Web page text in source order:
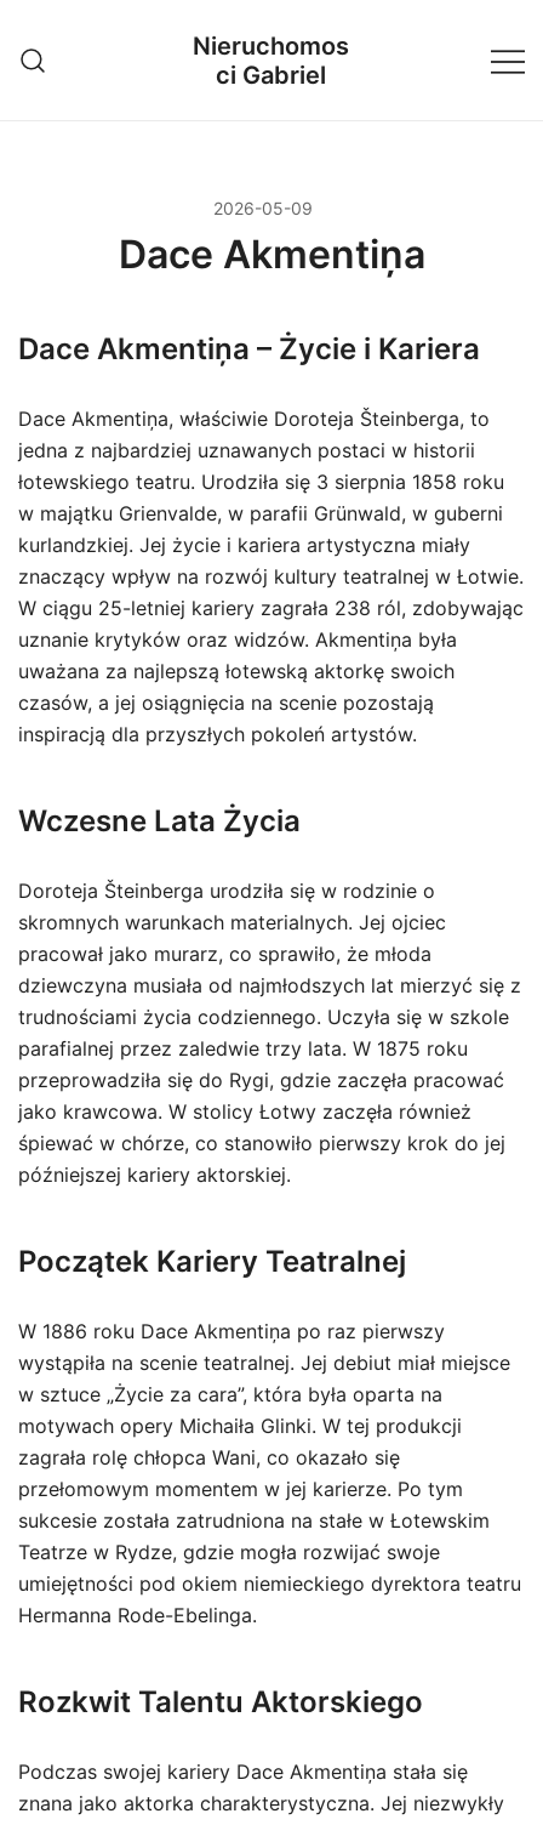
treści
Nieruchomos
ci Gabriel
2026-05-09
Dace Akmentiņa
Dace Akmentiņa – Życie i Kariera
Dace Akmentiņa, właściwie Doroteja Šteinberga, to
jedna z najbardziej uznawanych postaci w historii
łotewskiego teatru. Urodziła się 3 sierpnia 1858 roku
w majątku Grienvalde, w parafii Grünwald, w guberni
kurlandzkiej. Jej życie i kariera artystyczna miały
znaczący wpływ na rozwój kultury teatralnej w Łotwie.
W ciągu 25-letniej kariery zagrała 238 ról, zdobywając
uznanie krytyków oraz widzów. Akmentiņa była
uważana za najlepszą łotewską aktorkę swoich
czasów, a jej osiągnięcia na scenie pozostają
inspiracją dla przyszłych pokoleń artystów.
Wczesne Lata Życia
Doroteja Šteinberga urodziła się w rodzinie o
skromnych warunkach materialnych. Jej ojciec
pracował jako murarz, co sprawiło, że młoda
dziewczyna musiała od najmłodszych lat mierzyć się z
trudnościami życia codziennego. Uczyła się w szkole
parafialnej przez zaledwie trzy lata. W 1875 roku
przeprowadziła się do Rygi, gdzie zaczęła pracować
jako krawcowa. W stolicy Łotwy zaczęła również
śpiewać w chórze, co stanowiło pierwszy krok do jej
późniejszej kariery aktorskiej.
Początek Kariery Teatralnej
W 1886 roku Dace Akmentiņa po raz pierwszy
wystąpiła na scenie teatralnej. Jej debiut miał miejsce
w sztuce „Życie za cara”, która była oparta na
motywach opery Michaiła Glinki. W tej produkcji
zagrała rolę chłopca Wani, co okazało się
przełomowym momentem w jej karierze. Po tym
sukcesie została zatrudniona na stałe w Łotewskim
Teatrze w Rydze, gdzie mogła rozwijać swoje
umiejętności pod okiem niemieckiego dyrektora teatru
Hermanna Rode-Ebelinga.
Rozkwit Talentu Aktorskiego
Podczas swojej kariery Dace Akmentiņa stała się
znana jako aktorka charakterystyczna. Jej niezwykły